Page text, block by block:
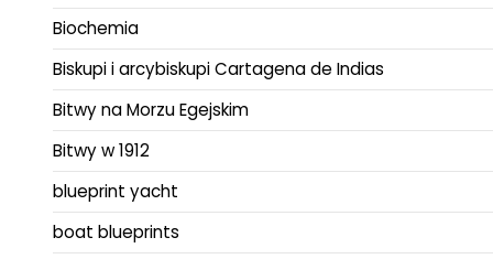
Biochemia
Biskupi i arcybiskupi Cartagena de Indias
Bitwy na Morzu Egejskim
Bitwy w 1912
blueprint yacht
boat blueprints